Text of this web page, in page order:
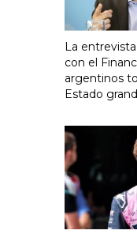
La
con el
argentinos
Estado